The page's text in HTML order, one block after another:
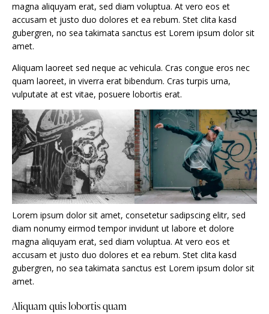
magna aliquyam erat, sed diam voluptua. At vero eos et
accusam et justo duo dolores et ea rebum. Stet clita kasd
gubergren, no sea takimata sanctus est Lorem ipsum dolor sit
amet.
Aliquam laoreet sed neque ac vehicula. Cras congue eros nec
quam laoreet, in viverra erat bibendum. Cras turpis urna,
vulputate at est vitae, posuere lobortis erat.
Lorem ipsum dolor sit amet, consetetur sadipscing elitr, sed
diam nonumy eirmod tempor invidunt ut labore et dolore
magna aliquyam erat, sed diam voluptua. At vero eos et
accusam et justo duo dolores et ea rebum. Stet clita kasd
gubergren, no sea takimata sanctus est Lorem ipsum dolor sit
amet.
Aliquam quis lobortis quam